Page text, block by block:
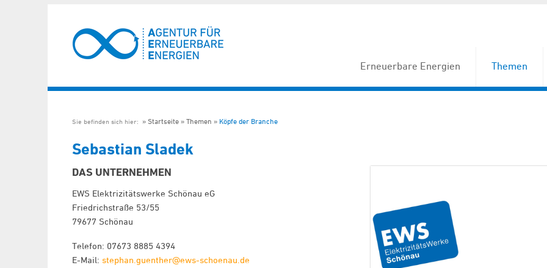
Erneuerbare Energien Themen
Sie befinden sich hier: Startseite Themen Köpfe der Branche
Sebastian Sladek
DAS UNTERNEHMEN
EWS Elektrizitätswerke Schönau eG
Friedrichstraße 53/55
79677 Schönau
Telefon: 07673 8885 4394
E-Mail: stephan.guenther@ews-schoenau.de